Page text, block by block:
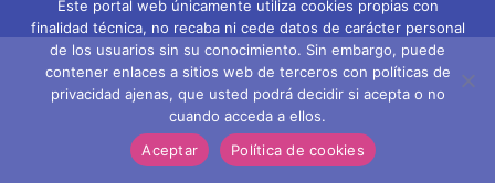
Este portal web únicamente utiliza cookies propias con
finalidad técnica, no recaba ni cede datos de carácter personal
de los usuarios sin su conocimiento. Sin embargo, puede
contener enlaces a sitios web de terceros con políticas de
privacidad ajenas, que usted podrá decidir si acepta o no
cuando acceda a ellos.
Aceptar
Política de cookies